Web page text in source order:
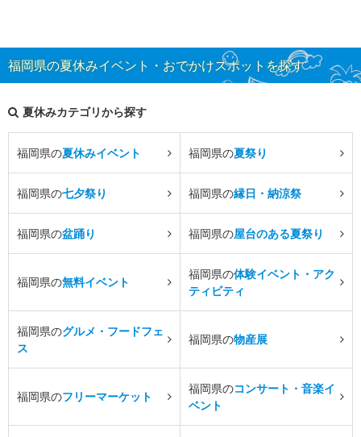
福岡県の夏休みイベント・おでかけスポットを探す
夏休みカテゴリから探す
福岡県の夏休みイベント 福岡県の夏祭り
福岡県の七夕祭り 福岡県の縁日・納涼祭
福岡県の盆踊り 福岡県の屋台のある夏祭り
福岡県の無料イベント
福岡県の体験イベント・アク
ティビティ
福岡県のグルメ・フードフェ
ス
福岡県の物産展
福岡県のフリーマーケット
福岡県のコンサート・音楽イ
ベント